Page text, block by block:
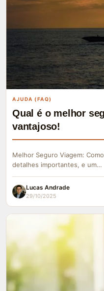
AJUDA (FAQ)
Qual é o melhor
vantajoso!
Melhor Seguro Viagem:
detalhes importantes, e um…
Lucas Andrade
29/10/2025